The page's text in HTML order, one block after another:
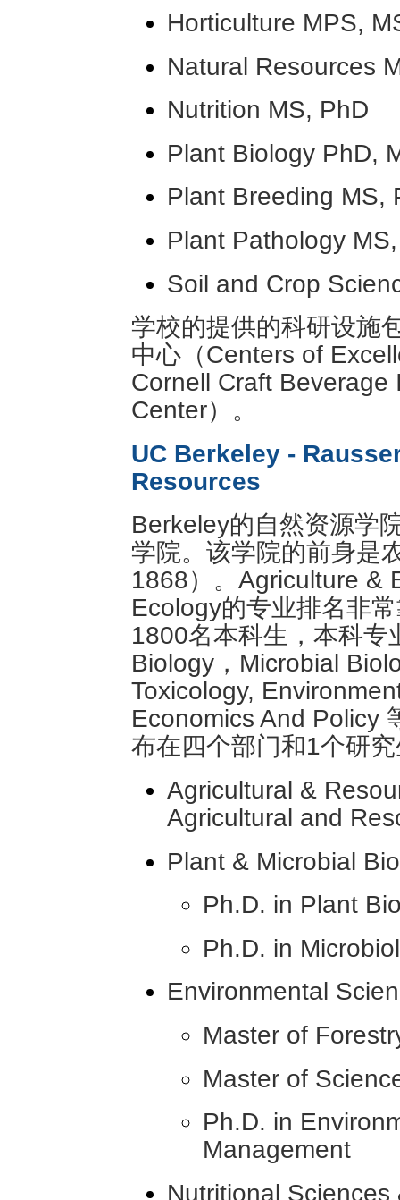
Horticulture MPS,
Natural Resources
Nutrition MS, PhD
Plant Biology PhD,
Plant Breeding MS,
Plant Pathology
Soil and Crop
学校的提供的科研设施
中心（Centers of
Cornell Craft
Center）。
UC Berkeley -
Resources
Berkeley的自然资源学
学院。该学院的前身是
1868）。Agriculture &
Ecology的专业排名非
1800名本科生，本科
Biology，Microbial
Toxicology,
Economics And Policy
布在四个部门和1个研
Agricultural &
Agricultural and
Plant & Microbial
Ph.D. in Plant
Ph.D. in
Environmental
Master of
Master of
Ph.D. in
Management
Nutritional Sciences